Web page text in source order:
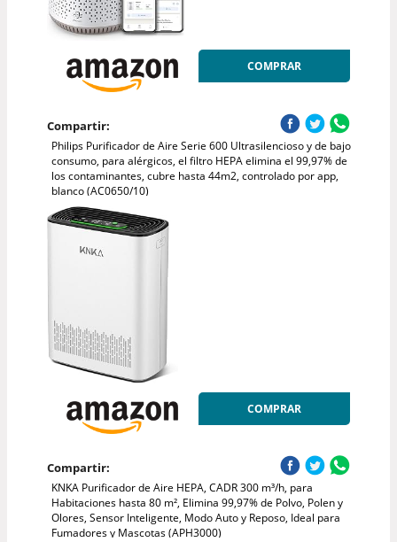
COMPRAR
Compartir:
Philips Purificador de Aire Serie 600 Ultrasilencioso y de bajo
consumo, para alérgicos, el filtro HEPA elimina el 99,97% de
los contaminantes, cubre hasta 44m2, controlado por app,
blanco (AC0650/10)
COMPRAR
Compartir:
KNKA Purificador de Aire HEPA, CADR 300 m³/h, para
Habitaciones hasta 80 m², Elimina 99,97% de Polvo, Polen y
Olores, Sensor Inteligente, Modo Auto y Reposo, Ideal para
Fumadores y Mascotas (APH3000)